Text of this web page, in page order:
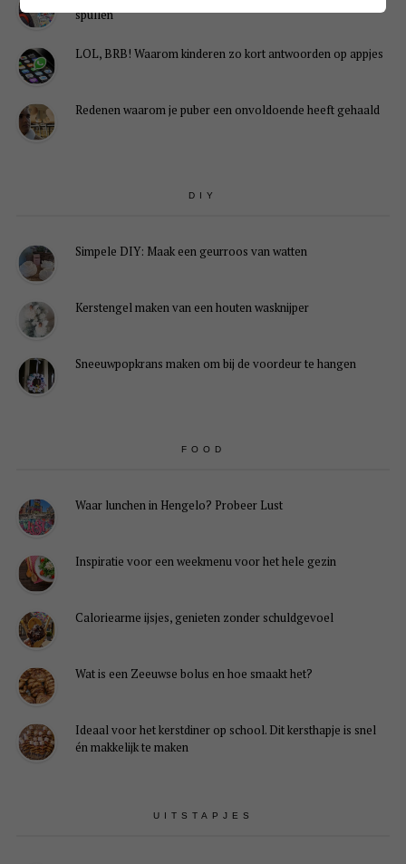
spullen
LOL, BRB! Waarom kinderen zo kort antwoorden op appjes
Redenen waarom je puber een onvoldoende heeft gehaald
DIY
Simpele DIY: Maak een geurroos van watten
Kerstengel maken van een houten wasknijper
Sneeuwpopkrans maken om bij de voordeur te hangen
FOOD
Waar lunchen in Hengelo? Probeer Lust
Inspiratie voor een weekmenu voor het hele gezin
Caloriearme ijsjes, genieten zonder schuldgevoel
Wat is een Zeeuwse bolus en hoe smaakt het?
Ideaal voor het kerstdiner op school. Dit kersthapje is snel
én makkelijk te maken
UITSTAPJES